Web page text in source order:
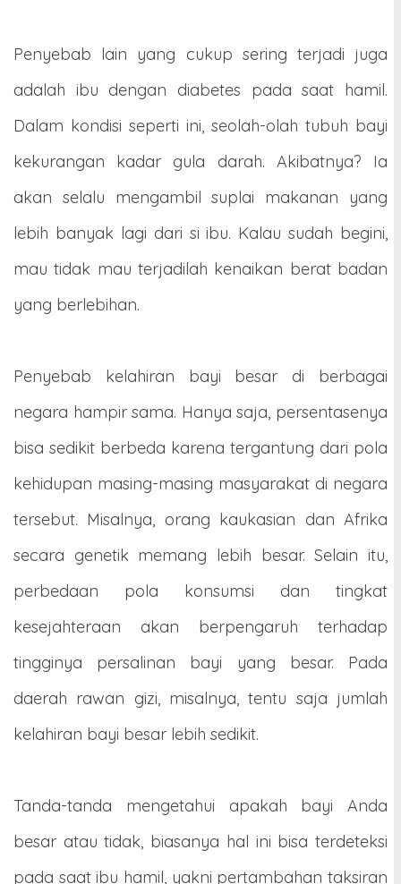
Penyebab lain yang cukup sering terjadi juga
adalah ibu dengan diabetes pada saat hamil.
Dalam kondisi seperti ini, seolah-olah tubuh bayi
kekurangan kadar gula darah. Akibatnya? Ia
akan selalu mengambil suplai makanan yang
lebih banyak lagi dari si ibu. Kalau sudah begini,
mau tidak mau terjadilah kenaikan berat badan
yang berlebihan.
Penyebab kelahiran bayi besar di berbagai
negara hampir sama. Hanya saja, persentasenya
bisa sedikit berbeda karena tergantung dari pola
kehidupan masing-masing masyarakat di negara
tersebut. Misalnya, orang kaukasian dan Afrika
secara genetik memang lebih besar. Selain itu,
perbedaan pola konsumsi dan tingkat
kesejahteraan akan berpengaruh terhadap
tingginya persalinan bayi yang besar. Pada
daerah rawan gizi, misalnya, tentu saja jumlah
kelahiran bayi besar lebih sedikit.
Tanda-tanda mengetahui apakah bayi Anda
besar atau tidak, biasanya hal ini bisa terdeteksi
pada saat ibu hamil, yakni pertambahan taksiran